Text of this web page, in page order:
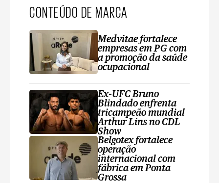
CONTEÚDO DE MARCA
Medvitae fortalece
empresas em PG com
a promoção da saúde
ocupacional
Ex-UFC Bruno
Blindado enfrenta
tricampeão mundial
Arthur Lins no CDL
Show
Belgotex fortalece
operação
internacional com
fábrica em Ponta
Grossa